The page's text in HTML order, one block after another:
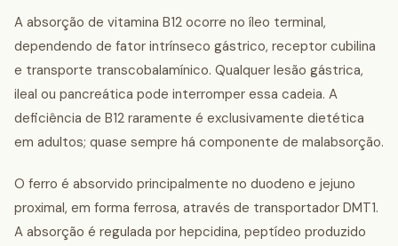
A absorção de vitamina B12 ocorre no íleo terminal,
dependendo de fator intrínseco gástrico, receptor cubilina
e transporte transcobalamínico. Qualquer lesão gástrica,
ileal ou pancreática pode interromper essa cadeia. A
deficiência de B12 raramente é exclusivamente dietética
em adultos; quase sempre há componente de malabsorção.
O ferro é absorvido principalmente no duodeno e jejuno
proximal, em forma ferrosa, através de transportador DMT1.
A absorção é regulada por hepcidina, peptídeo produzido